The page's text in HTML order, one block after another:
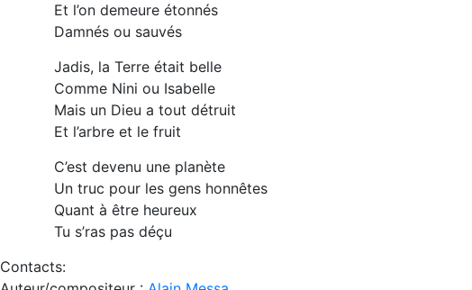
Et l’on demeure étonnés
Damnés ou sauvés
Jadis, la Terre était belle
Comme Nini ou Isabelle
Mais un Dieu a tout détruit
Et l’arbre et le fruit
C’est devenu une planète
Un truc pour les gens honnêtes
Quant à être heureux
Tu s’ras pas déçu
Contacts: